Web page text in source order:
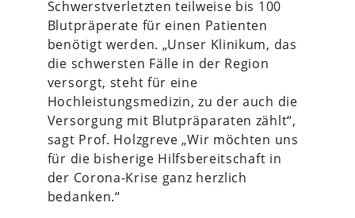
Schwerstverletzten teilweise bis 100
Blutpräperate für einen Patienten
benötigt werden. „Unser Klinikum, das
die schwersten Fälle in der Region
versorgt, steht für eine
Hochleistungsmedizin, zu der auch die
Versorgung mit Blutpräparaten zählt“,
sagt Prof. Holzgreve „Wir möchten uns
für die bisherige Hilfsbereitschaft in
der Corona-Krise ganz herzlich
bedanken.“